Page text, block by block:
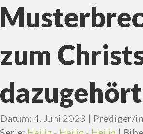
zum
dazugehört
Datum: 4. Juni 2023 | Prediger/